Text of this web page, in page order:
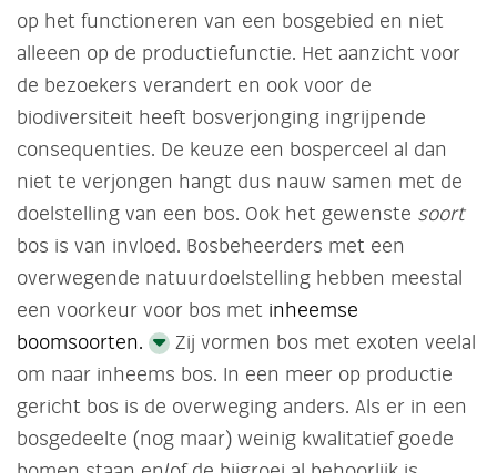
op het functioneren van een bosgebied en niet
alleeen op de productiefunctie. Het aanzicht voor
de bezoekers verandert en ook voor de
biodiversiteit heeft bosverjonging ingrijpende
consequenties. De keuze een bosperceel al dan
niet te verjongen hangt dus nauw samen met de
doelstelling van een bos. Ook het gewenste soort
bos is van invloed. Bosbeheerders met een
overwegende natuurdoelstelling hebben meestal
een voorkeur voor bos met inheemse
boomsoorten.
Zij vormen bos met exoten veelal
om naar inheems bos. In een meer op productie
gericht bos is de overweging anders. Als er in een
bosgedeelte (nog maar) weinig kwalitatief goede